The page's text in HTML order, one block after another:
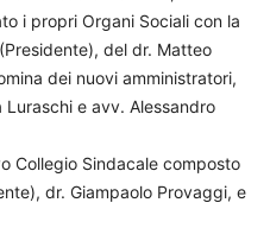
i propri Organi Sociali con la
del dr. Matteo
dei nuovi amministratori,
Luraschi e avv. Alessandro
Collegio Sindacale composto
dr. Giampaolo Provaggi, e